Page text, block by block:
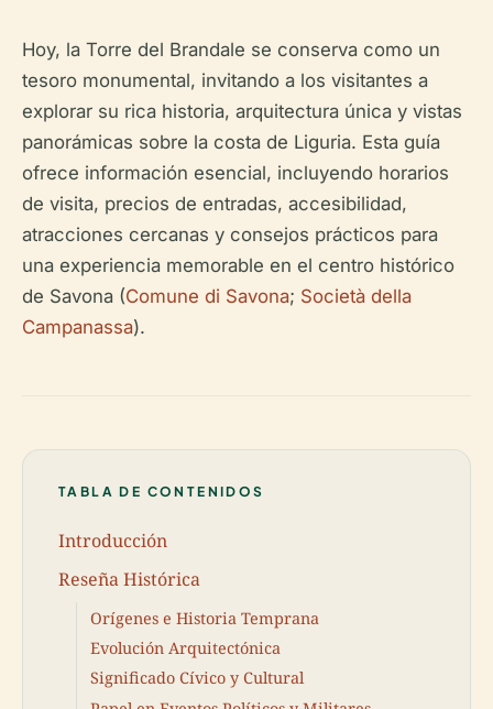
Hoy, la Torre del Brandale se conserva como un
tesoro monumental, invitando a los visitantes a
explorar su rica historia, arquitectura única y vistas
panorámicas sobre la costa de Liguria. Esta guía
ofrece información esencial, incluyendo horarios
de visita, precios de entradas, accesibilidad,
atracciones cercanas y consejos prácticos para
una experiencia memorable en el centro histórico
de Savona (Comune di Savona; Società della
Campanassa).
TABLA DE CONTENIDOS
Introducción
Reseña Histórica
Orígenes e Historia Temprana
Evolución Arquitectónica
Significado Cívico y Cultural